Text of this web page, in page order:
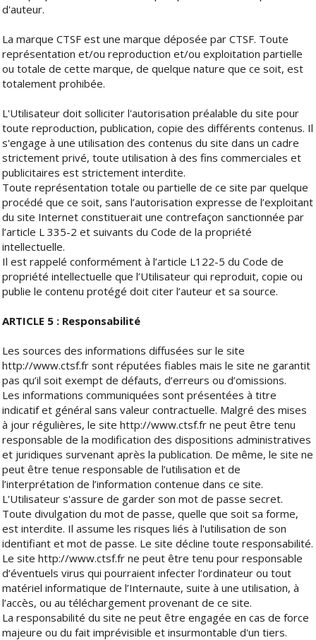
d'auteur.
La marque CTSF est une marque déposée par CTSF. Toute
représentation et/ou reproduction et/ou exploitation partielle
ou totale de cette marque, de quelque nature que ce soit, est
totalement prohibée.
L'Utilisateur doit solliciter l'autorisation préalable du site pour
toute reproduction, publication, copie des différents contenus. Il
s'engage à une utilisation des contenus du site dans un cadre
strictement privé, toute utilisation à des fins commerciales et
publicitaires est strictement interdite.
Toute représentation totale ou partielle de ce site par quelque
procédé que ce soit, sans l’autorisation expresse de l’exploitant
du site Internet constituerait une contrefaçon sanctionnée par
l’article L 335-2 et suivants du Code de la propriété
intellectuelle.
Il est rappelé conformément à l’article L122-5 du Code de
propriété intellectuelle que l’Utilisateur qui reproduit, copie ou
publie le contenu protégé doit citer l’auteur et sa source.
ARTICLE 5 : Responsabilité
Les sources des informations diffusées sur le site
http://www.ctsf.fr sont réputées fiables mais le site ne garantit
pas qu’il soit exempt de défauts, d’erreurs ou d’omissions.
Les informations communiquées sont présentées à titre
indicatif et général sans valeur contractuelle. Malgré des mises
à jour régulières, le site http://www.ctsf.fr ne peut être tenu
responsable de la modification des dispositions administratives
et juridiques survenant après la publication. De même, le site ne
peut être tenue responsable de l’utilisation et de
l’interprétation de l’information contenue dans ce site.
L'Utilisateur s'assure de garder son mot de passe secret.
Toute divulgation du mot de passe, quelle que soit sa forme,
est interdite. Il assume les risques liés à l'utilisation de son
identifiant et mot de passe. Le site décline toute responsabilité.
Le site http://www.ctsf.fr ne peut être tenu pour responsable
d’éventuels virus qui pourraient infecter l’ordinateur ou tout
matériel informatique de l’Internaute, suite à une utilisation, à
l’accès, ou au téléchargement provenant de ce site.
La responsabilité du site ne peut être engagée en cas de force
majeure ou du fait imprévisible et insurmontable d'un tiers.